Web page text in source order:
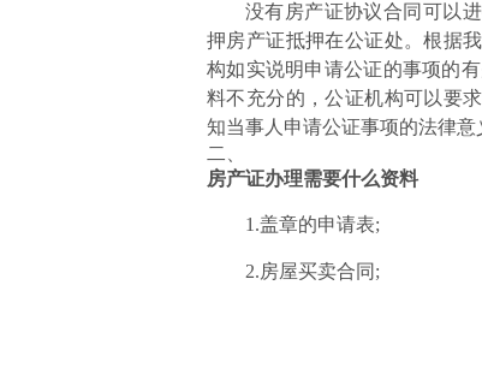
没有房产证协议合同可以
押房产证抵押在公证处。根据
构如实说明申请公证的事项的
料不充分的，公证机构可以要
知当事人申请公证事项的法律意
二、
房产证办理需要什么资料
1.盖章的申请表;
2.房屋买卖合同;